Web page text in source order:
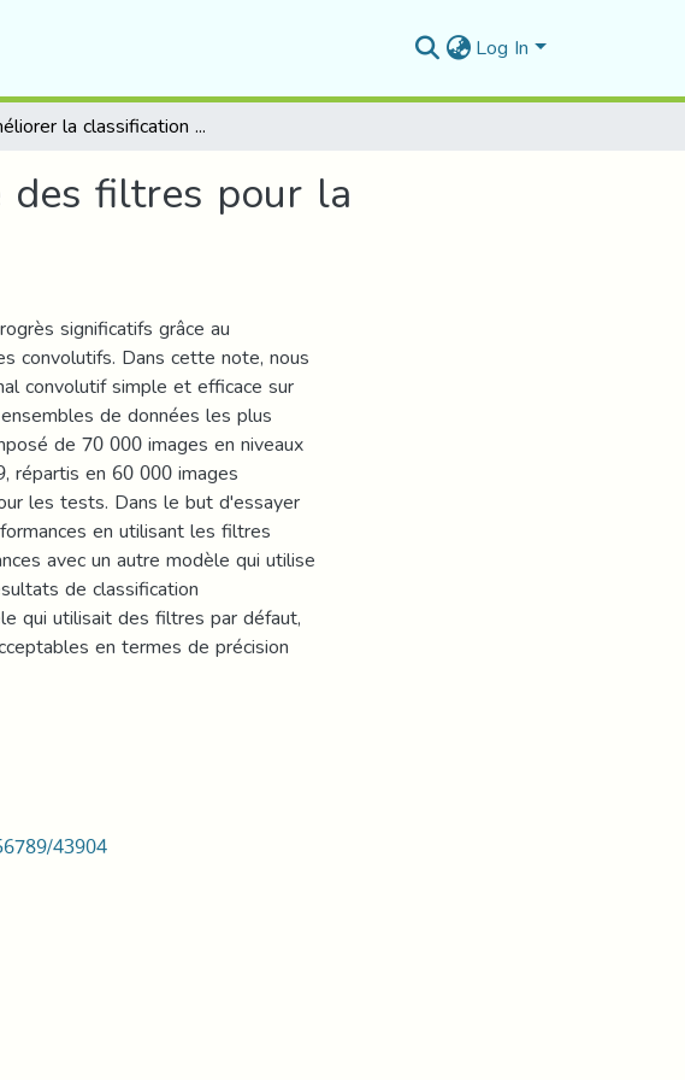
Log In
Améliorer la classification de CNN à l'aide des filtres pour la reconnaissance des images
filtres pour la
significatifs grâce au
convolutifs. Dans cette note, nous
convolutif simple et efficace sur
de données les plus
de 70 000 images en niveaux
répartis en 60 000 images
les tests. Dans le but d'essayer
en utilisant les filtres
avec un autre modèle qui utilise
de classification
qui utilisait des filtres par défaut,
en termes de précision
43904